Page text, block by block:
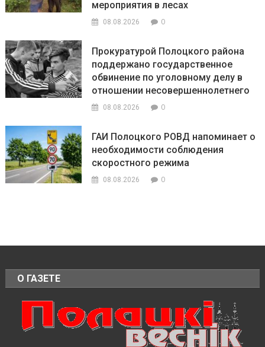
мероприятия в лесах
08.08.2026 0
Прокуратурой Полоцкого района
поддержано государственное
обвинение по уголовному делу в
отношении несовершеннолетнего
08.08.2026 0
ГАИ Полоцкого РОВД напоминает о
необходимости соблюдения
скоростного режима
08.08.2026 0
О ГАЗЕТЕ